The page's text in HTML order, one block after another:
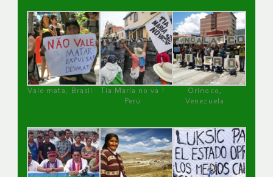
Vale mata, Brasil
Tía María no va !
Perú
Orinoco,
Venezuela